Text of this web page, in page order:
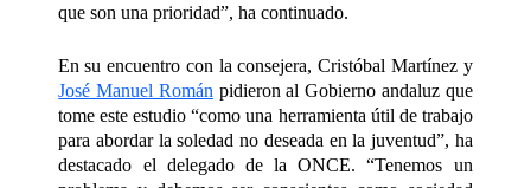
que son una prioridad”, ha continuado.
En su encuentro con la consejera, Cristóbal Martínez y
José Manuel Román pidieron al Gobierno andaluz que
tome este estudio “como una herramienta útil de trabajo
para abordar la soledad no deseada en la juventud”, ha
destacado el delegado de la ONCE. “Tenemos un